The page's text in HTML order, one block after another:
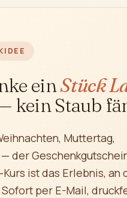
ein Stück
kein Staub
Muttertag,
der
ist das Erlebnis, an
per E-Mail,